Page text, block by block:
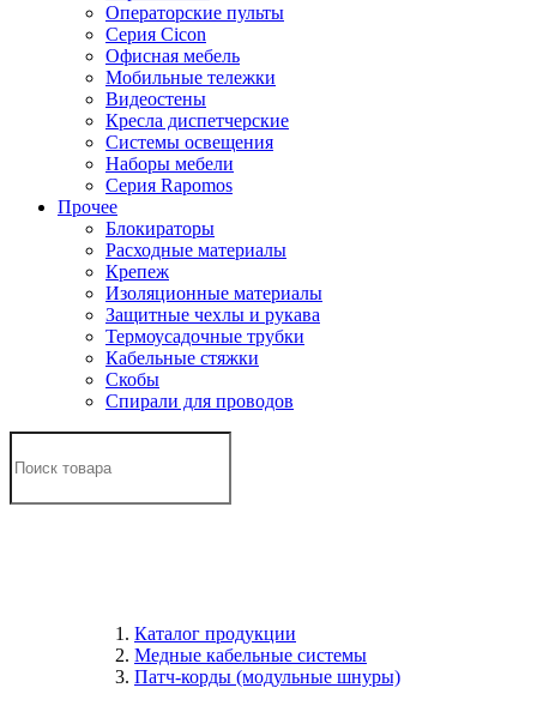
Операторские пульты
Серия Cicon
Офисная мебель
Мобильные тележки
Видеостены
Кресла диспетчерские
Системы освещения
Наборы мебели
Серия Rapomos
Прочее
Блокираторы
Расходные материалы
Крепеж
Изоляционные материалы
Защитные чехлы и рукава
Термоусадочные трубки
Кабельные стяжки
Скобы
Спирали для проводов
Каталог продукции
Медные кабельные системы
Патч-корды (модульные шнуры)